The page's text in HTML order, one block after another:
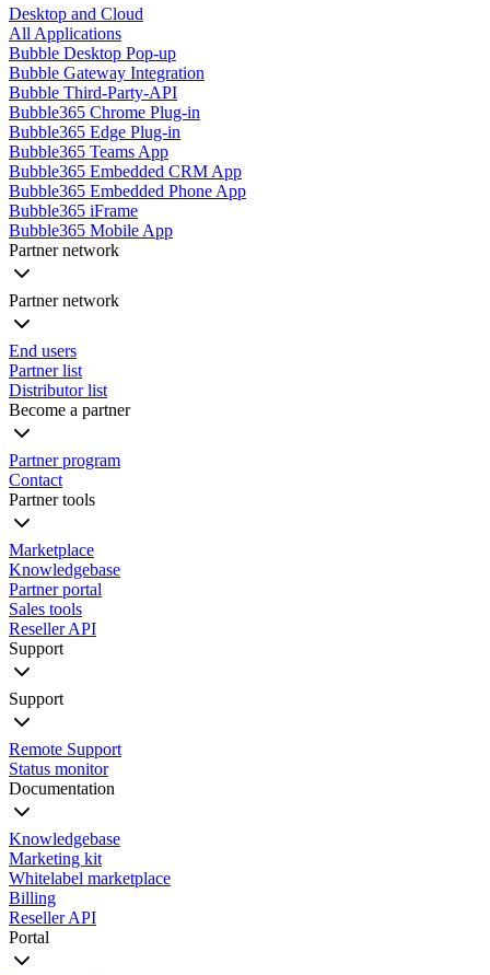
Desktop and Cloud
All Applications
Bubble Desktop Pop-up
Bubble Gateway Integration
Bubble Third-Party-API
Bubble365 Chrome Plug-in
Bubble365 Edge Plug-in
Bubble365 Teams App
Bubble365 Embedded CRM App
Bubble365 Embedded Phone App
Bubble365 iFrame
Bubble365 Mobile App
Partner network
Partner network
End users
Partner list
Distributor list
Become a partner
Partner program
Contact
Partner tools
Marketplace
Knowledgebase
Partner portal
Sales tools
Reseller API
Support
Support
Remote Support
Status monitor
Documentation
Knowledgebase
Marketing kit
Whitelabel marketplace
Billing
Reseller API
Portal